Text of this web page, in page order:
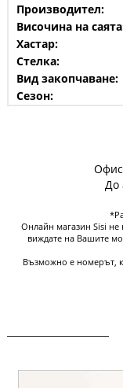
Производител:
Височина на
Хастар:
Стелка:
Вид закопчаване:
Сезон:
Офис
До
Онлайн магазин Sisi не
виждате на Вашите
Възможно е номерът,